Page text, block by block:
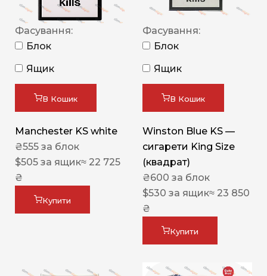
Фасування:
Блок
Ящик
В Кошик
Manchester KS white
₴555 за блок
$505 за ящик≈ 22 725
₴
Купити
Фасування:
Блок
Ящик
В Кошик
Winston Blue KS —
сигарети King Size
(квадрат)
₴600 за блок
$530 за ящик≈ 23 850
₴
Купити